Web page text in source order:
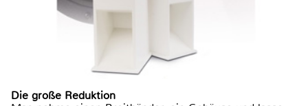
Die große Reduktion